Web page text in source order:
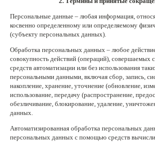
Персональные данные – любая информация,
косвенно определенному или определяемому
(субъекту персональных данных).
Обработка персональных данных – любое
совокупность действий (операций), совершаемых
средств автоматизации или без использования
персональными данными, включая сбор, запись,
накопление, хранение, уточнение (обновление,
использование, передачу (распространение,
обезличивание, блокирование, удаление,
данных.
Автоматизированная обработка персональных
персональных данных с помощью средств